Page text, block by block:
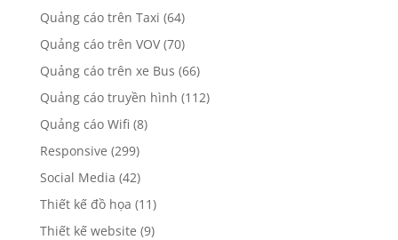
Quảng cáo trên Taxi (64)
Quảng cáo trên VOV(70)
Quảng cáo trên xe Bus (66)
Quảng cáo truyền hình (112)
Quảng cáo Wifi (8)
Responsive (299)
Social Media (42)
Thiết kế đồ họa (11)
Thiết kế website (9)